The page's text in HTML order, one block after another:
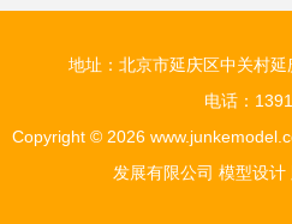
地址：北京市延庆区中关村
电话：
Copyright © 2026
发展有限公司 模型设计